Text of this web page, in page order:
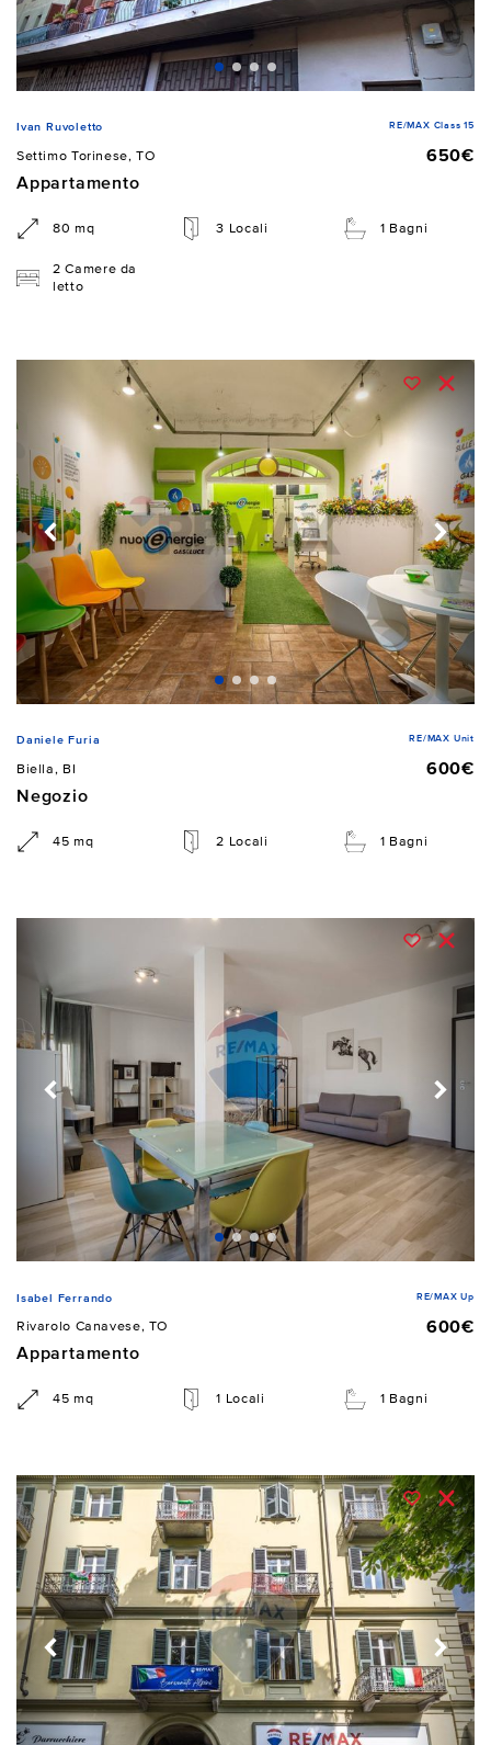
Ivan Ruvoletto RE/MAX Class 15
Settimo Torinese, TO
650€
Appartamento
80 mq 3 Locali 1 Bagni
2 Camere da
letto
Daniele Furia RE/MAX Unit
Biella, BI
600€
Negozio
45 mq 2 Locali 1 Bagni
Isabel Ferrando RE/MAX Up
Rivarolo Canavese, TO
600€
Appartamento
45 mq 1 Locali 1 Bagni